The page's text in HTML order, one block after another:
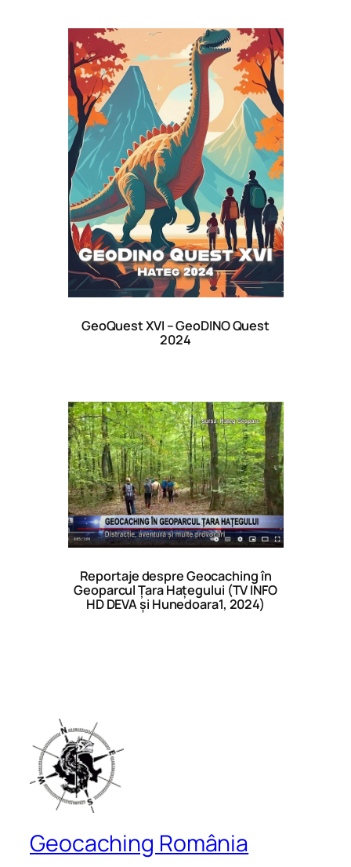
GeoQuest XVI – GeoDINO Quest
2024
Reportaje despre Geocaching în
Geoparcul Țara Hațegului (TV INFO
HD DEVA și Hunedoara1, 2024)
Geocaching România